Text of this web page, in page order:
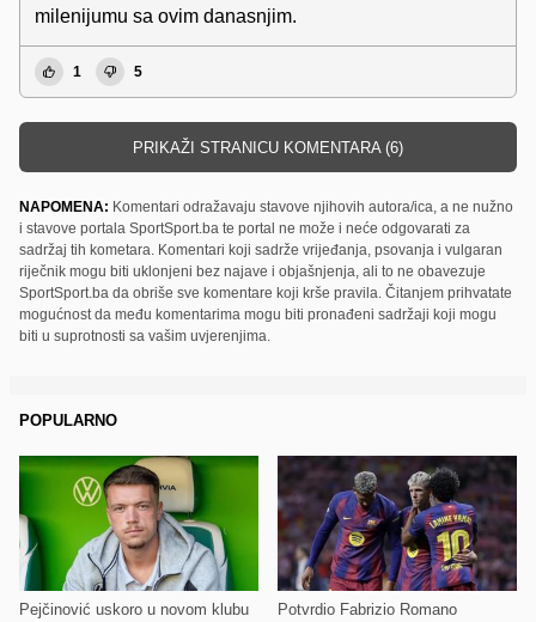
milenijumu sa ovim danasnjim.
1 5
PRIKAŽI STRANICU KOMENTARA (6)
NAPOMENA: Komentari odražavaju stavove njihovih autora/ica, a ne nužno
i stavove portala SportSport.ba te portal ne može i neće odgovarati za
sadržaj tih kometara. Komentari koji sadrže vrijeđanja, psovanja i vulgaran
riječnik mogu biti uklonjeni bez najave i objašnjenja, ali to ne obavezuje
SportSport.ba da obriše sve komentare koji krše pravila. Čitanjem prihvatate
mogućnost da među komentarima mogu biti pronađeni sadržaji koji mogu
biti u suprotnosti sa vašim uvjerenjima.
POPULARNO
Pejčinović uskoro u novom klubu Potvrdio Fabrizio Romano